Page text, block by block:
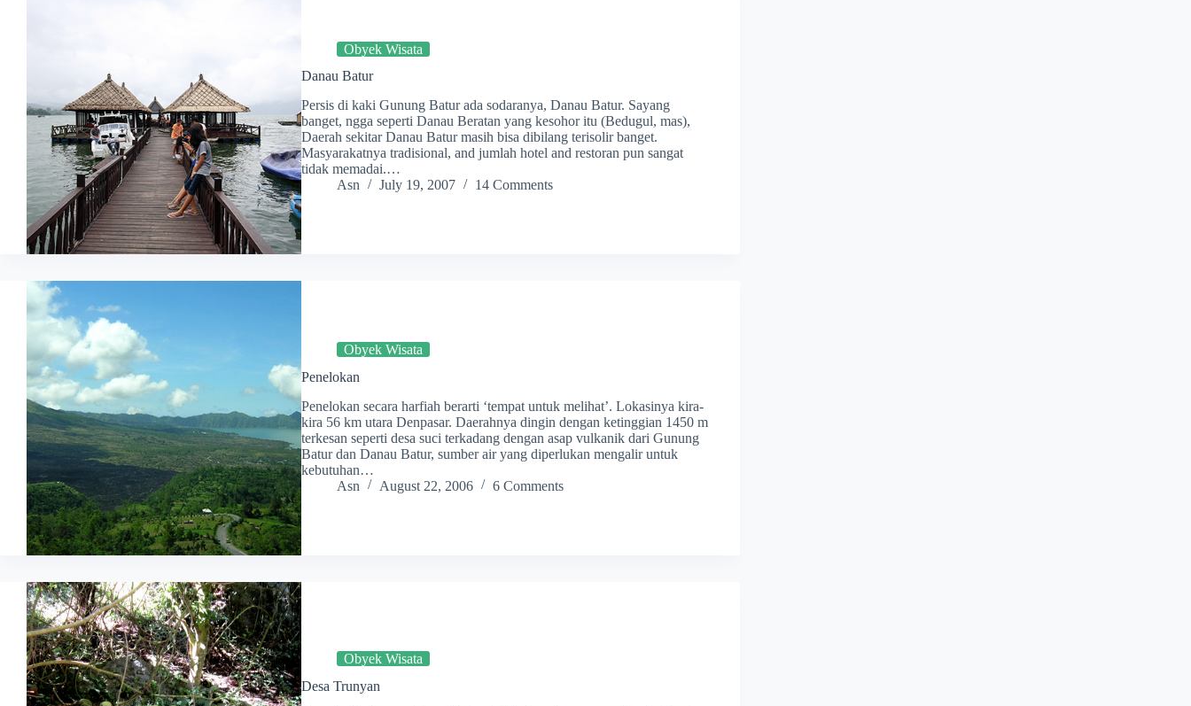
Obyek Wisata
Danau Batur
Persis di kaki Gunung Batur ada sodaranya, Danau Batur. Sayang
banget, ngga seperti Danau Beratan yang kesohor itu (Bedugul, mas),
Daerah sekitar Danau Batur masih bisa dibilang terisolir banget.
Masyarakatnya tradisional, and jumlah hotel and restoran pun sangat
tidak memadai.…
Asn
July 19, 2007 14 Comments
Obyek Wisata
Penelokan
Penelokan secara harfiah berarti ‘tempat untuk melihat’. Lokasinya kira-
kira 56 km utara Denpasar. Daerahnya dingin dengan ketinggian 1450 m
terkesan seperti desa suci terkadang dengan asap vulkanik dari Gunung
Batur dan Danau Batur, sumber air yang diperlukan mengalir untuk
kebutuhan…
Asn
August 22, 2006 6 Comments
Obyek Wisata
Desa Trunyan